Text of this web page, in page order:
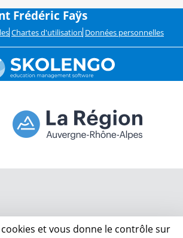
Frédéric Faÿs
Chartes d'utilisation Données personnelles
et vous donne le contrôle sur